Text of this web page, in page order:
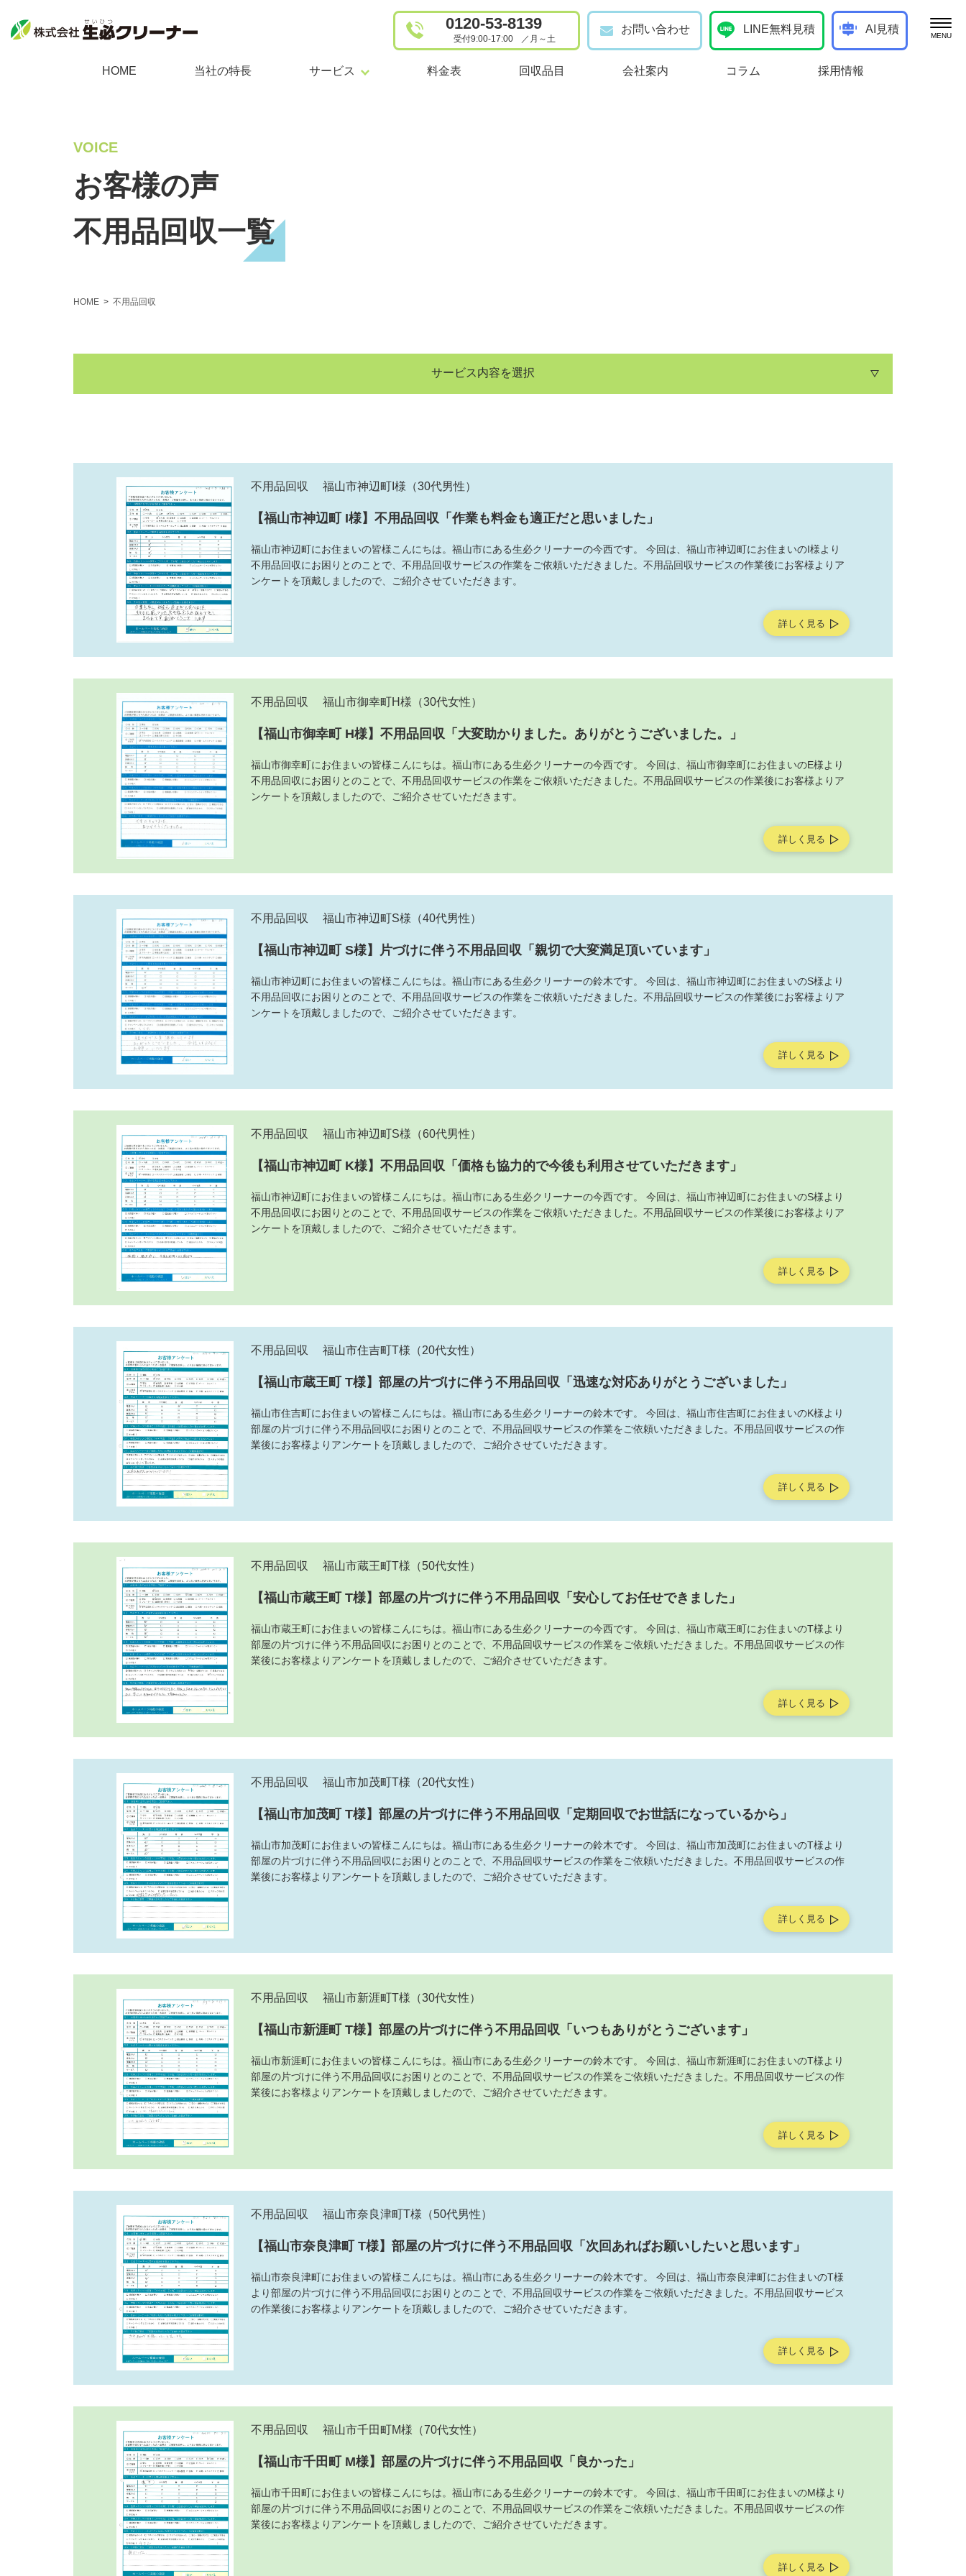
0120-53-8139
受付9:00-17:00 ／ 月～土
お問い合わせ LINE無料見積 AI見積
生必クリーナーについて
採用情報
会社案内
個人向けサービス 事業者向けサービス ブログ
HOME 当社の特長 サービス
ゴミ屋敷清掃
遺品整理
料金表 回収品目 会社案内 コラム 採用情報
VOICE
お客様の声
不用品回収一覧
HOME 不用品回収
サービス内容を選択
不用品回収 福山市神辺町I様 （30代男性）
【福山市神辺町 I様】不用品回収「作業も料金も適正だと思いました」
福山市神辺町にお住まいの皆様こんにちは。福山市にある生必クリーナーの今西です。 今回は、福山市神辺町にお住まいのI様より
不用品回収にお困りとのことで、不用品回収サービスの作業をご依頼いただきました。不用品回収サービスの作業後にお客様よりア
ンケートを頂戴しましたので、ご紹介させていただきます。
詳しく見る
不用品回収 福山市御幸町H様 （30代女性）
【福山市御幸町 H様】不用品回収「大変助かりました。ありがとうございました。」
福山市御幸町にお住まいの皆様こんにちは。福山市にある生必クリーナーの今西です。 今回は、福山市御幸町にお住まいのE様より
不用品回収にお困りとのことで、不用品回収サービスの作業をご依頼いただきました。不用品回収サービスの作業後にお客様よりア
ンケートを頂戴しましたので、ご紹介させていただきます。
詳しく見る
不用品回収 福山市神辺町S様 （40代男性）
【福山市神辺町 S様】片づけに伴う不用品回収「親切で大変満足頂いています」
福山市神辺町にお住まいの皆様こんにちは。福山市にある生必クリーナーの鈴木です。 今回は、福山市神辺町にお住まいのS様より
不用品回収にお困りとのことで、不用品回収サービスの作業をご依頼いただきました。不用品回収サービスの作業後にお客様よりア
ンケートを頂戴しましたので、ご紹介させていただきます。
詳しく見る
不用品回収 福山市神辺町S様 （60代男性）
【福山市神辺町 K様】不用品回収「価格も協力的で今後も利用させていただきます」
福山市神辺町にお住まいの皆様こんにちは。福山市にある生必クリーナーの今西です。 今回は、福山市神辺町にお住まいのS様より
不用品回収にお困りとのことで、不用品回収サービスの作業をご依頼いただきました。不用品回収サービスの作業後にお客様よりア
ンケートを頂戴しましたので、ご紹介させていただきます。
詳しく見る
不用品回収 福山市住吉町T様 （20代女性）
【福山市蔵王町 T様】部屋の片づけに伴う不用品回収「迅速な対応ありがとうございました」
福山市住吉町にお住まいの皆様こんにちは。福山市にある生必クリーナーの鈴木です。 今回は、福山市住吉町にお住まいのK様より
部屋の片づけに伴う不用品回収にお困りとのことで、不用品回収サービスの作業をご依頼いただきました。不用品回収サービスの作
業後にお客様よりアンケートを頂戴しましたので、ご紹介させていただきます。
詳しく見る
不用品回収 福山市蔵王町T様 （50代女性）
【福山市蔵王町 T様】部屋の片づけに伴う不用品回収「安心してお任せできました」
福山市蔵王町にお住まいの皆様こんにちは。福山市にある生必クリーナーの今西です。 今回は、福山市蔵王町にお住まいのT様より
部屋の片づけに伴う不用品回収にお困りとのことで、不用品回収サービスの作業をご依頼いただきました。不用品回収サービスの作
業後にお客様よりアンケートを頂戴しましたので、ご紹介させていただきます。
詳しく見る
不用品回収 福山市加茂町T様 （20代女性）
【福山市加茂町 T様】部屋の片づけに伴う不用品回収「定期回収でお世話になっているから」
福山市加茂町にお住まいの皆様こんにちは。福山市にある生必クリーナーの鈴木です。 今回は、福山市加茂町にお住まいのT様より
部屋の片づけに伴う不用品回収にお困りとのことで、不用品回収サービスの作業をご依頼いただきました。不用品回収サービスの作
業後にお客様よりアンケートを頂戴しましたので、ご紹介させていただきます。
詳しく見る
不用品回収 福山市新涯町T様 （30代女性）
【福山市新涯町 T様】部屋の片づけに伴う不用品回収「いつもありがとうございます」
福山市新涯町にお住まいの皆様こんにちは。福山市にある生必クリーナーの鈴木です。 今回は、福山市新涯町にお住まいのT様より
部屋の片づけに伴う不用品回収にお困りとのことで、不用品回収サービスの作業をご依頼いただきました。不用品回収サービスの作
業後にお客様よりアンケートを頂戴しましたので、ご紹介させていただきます。
詳しく見る
不用品回収 福山市奈良津町T様 （50代男性）
【福山市奈良津町 T様】部屋の片づけに伴う不用品回収「次回あればお願いしたいと思います」
福山市奈良津町にお住まいの皆様こんにちは。福山市にある生必クリーナーの鈴木です。 今回は、福山市奈良津町にお住まいのT様
より部屋の片づけに伴う不用品回収にお困りとのことで、不用品回収サービスの作業をご依頼いただきました。不用品回収サービス
の作業後にお客様よりアンケートを頂戴しましたので、ご紹介させていただきます。
詳しく見る
不用品回収 福山市千田町M様 （70代女性）
【福山市千田町 M様】部屋の片づけに伴う不用品回収「良かった」
福山市千田町にお住まいの皆様こんにちは。福山市にある生必クリーナーの鈴木です。 今回は、福山市千田町にお住まいのM様より
部屋の片づけに伴う不用品回収にお困りとのことで、不用品回収サービスの作業をご依頼いただきました。不用品回収サービスの作
業後にお客様よりアンケートを頂戴しましたので、ご紹介させていただきます。
詳しく見る